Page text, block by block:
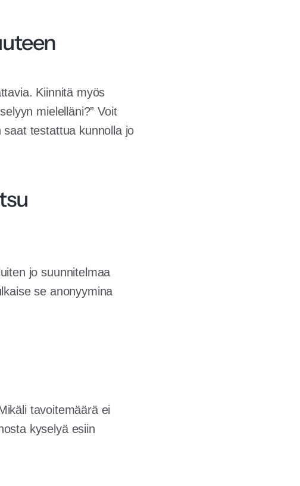
Kiinnitä myös
mielelläni?” Voit
testattua kunnolla jo
jo suunnitelmaa
se anonyymina
tavoitemäärä ei
kyselyä esiin